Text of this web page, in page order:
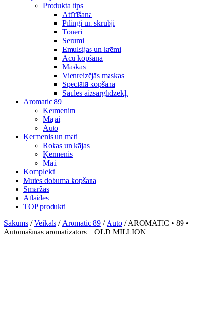
Produkta tips
Attīrīšana
Pīlingi un skrubji
Toneri
Serumi
Emulsijas un krēmi
Acu kopšana
Maskas
Vienreizējās maskas
Speciālā kopšana
Saules aizsarglīdzekļi
Aromatic 89
Ķermenim
Mājai
Auto
Ķermenis un mati
Rokas un kājas
Ķermenis
Mati
Komplekti
Mutes dobuma kopšana
Smaržas
Atlaides
TOP produkti
Sākums /Veikals / Aromatic 89 / Auto / AROMATIC • 89 •
Automašīnas aromatizators – OLD MILLION